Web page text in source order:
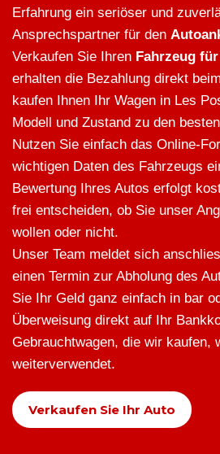
Erfahrung ein seriöser und
Ansprechspartner für den
Verkaufen Sie Ihren Fahrzeug
erhalten die Bezahlung direkt
kaufen Ihnen Ihr Wagen in Les
Modell und Zustand zu den
Nutzen Sie einfach das Online-
wichtigen Daten des Fahrzeugs
Bewertung Ihres Autos erfolgt
frei entscheiden, ob Sie unser
wollen oder nicht.
Unser Team meldet sich
einen Termin zur Abholung des
Sie Ihr Geld ganz einfach in bar
Überweisung direkt auf Ihr
Gebrauchtwagen, die wir kaufen,
weiterverwendet.
Verkaufen Sie Ihr Auto